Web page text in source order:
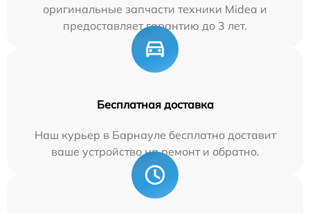
оригинальные запчасти техники Midea и
предоставляет гарантию до 3 лет.
Бесплатная доставка
Наш курьер в Барнауле бесплатно доставит
ваше устройство на ремонт и обратно.